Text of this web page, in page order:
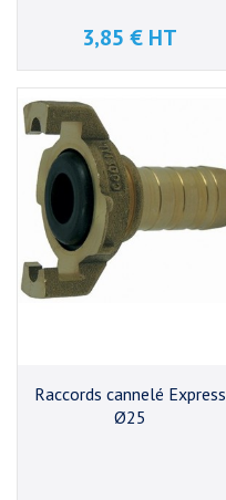
Prix
3,85 € HT
Raccords cannelé Express
Ø25